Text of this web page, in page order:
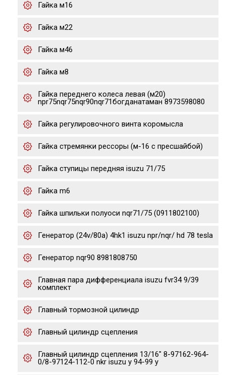
Гайка м16
Гайка м22
Гайка м46
Гайка м8
Гайка переднего колеса левая (м20)
npr75nqr75nqr90nqr71богданатаман 8973598080
Гайка регулировочного винта коромысла
Гайка стремянки рессоры (м-16 с пресшайбой)
Гайка ступицы передняя isuzu 71/75
Гайка m6
Гайка шпильки полуоси nqr71/75 (0911802100)
Генератор (24v/80a) 4hk1 isuzu npr/nqr/ hd 78 tesla
Генератор nqr90 8981808750
Главная пара дифференциала isuzu fvr34 9/39
комплект
Главный тормозной цилиндр
Главный цилиндр сцепления
Главный цилиндр сцепления 13/16" 8-97162-964-
0/8-97124-112-0 nkr isuzu y 94-99 y